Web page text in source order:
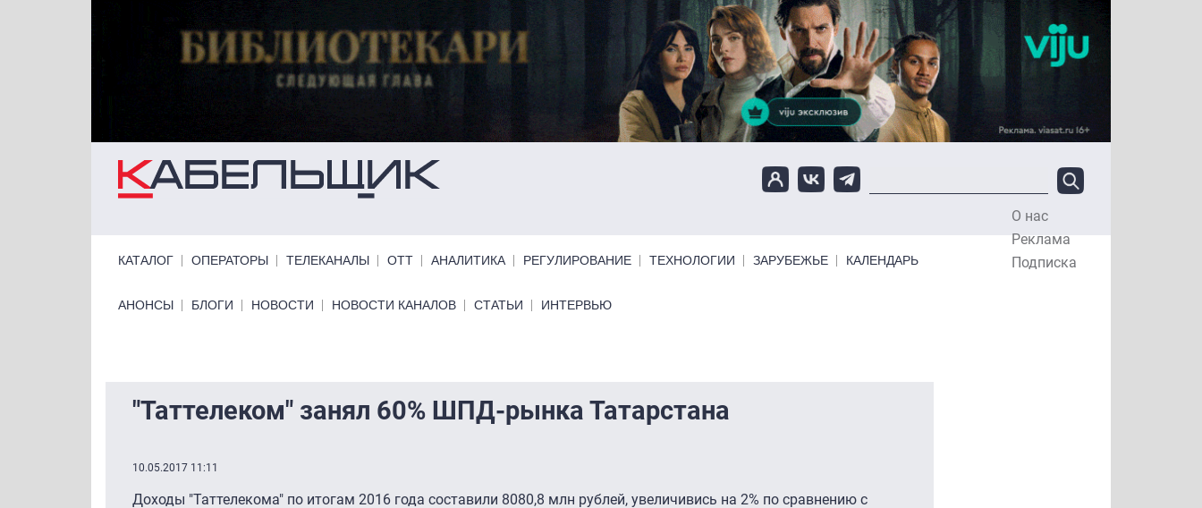
О нас
Реклама
Подписка
КАТАЛОГ ОПЕРАТОРЫ ТЕЛЕКАНАЛЫ ОТТ АНАЛИТИКА РЕГУЛИРОВАНИЕ ТЕХНОЛОГИИ ЗАРУБЕЖЬЕ КАЛЕНДАРЬ
Primary links bottom
АНОНСЫ БЛОГИ НОВОСТИ НОВОСТИ КАНАЛОВ СТАТЬИ ИНТЕРВЬЮ
"Таттелеком" занял 60% ШПД-рынка Татарстана
10.05.2017 11:11
Доходы "Таттелекома" по итогам 2016 года составили 8080,8 млн рублей, увеличивись на 2% по сравнению с